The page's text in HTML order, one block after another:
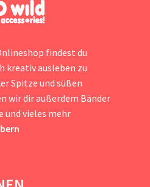
findest du
kreativ ausleben zu
Spitze und süßen
wir dir außerdem Bänder
vieles mehr